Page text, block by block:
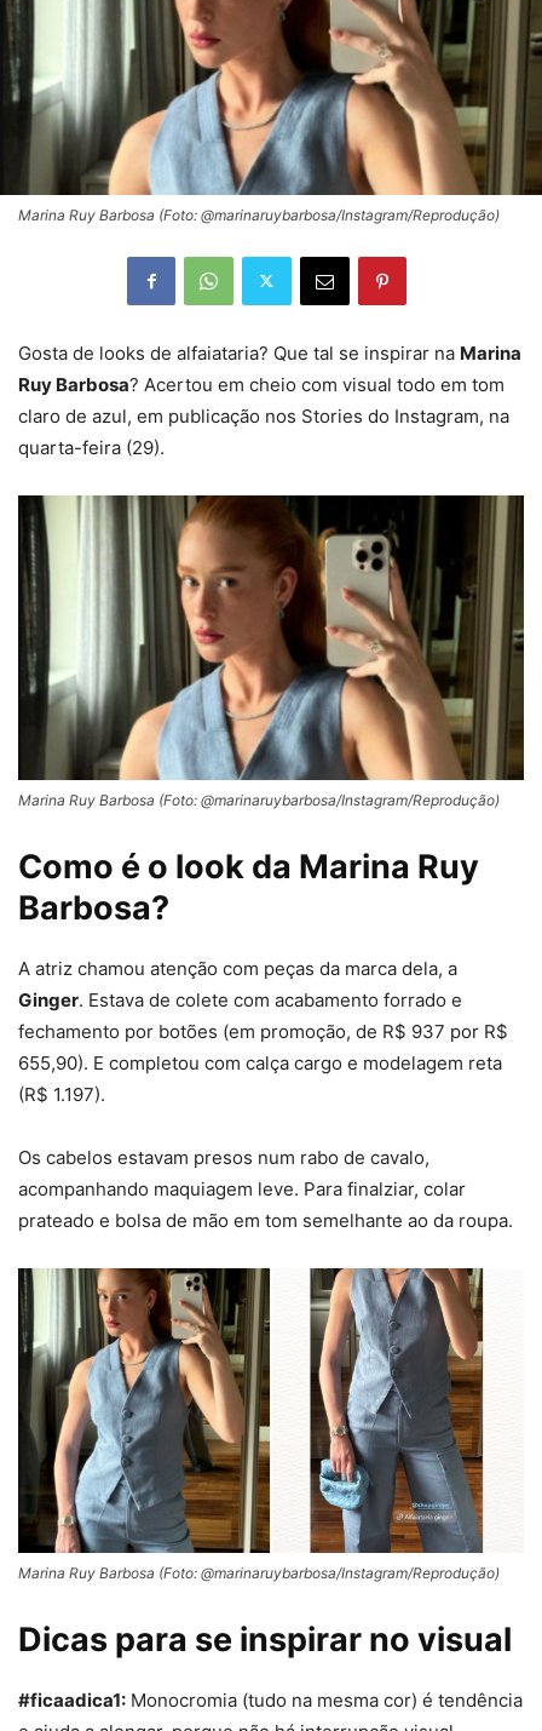
Marina Ruy Barbosa (Foto: @marinaruybarbosa/Instagram/Reprodução)
Gosta de looks de alfaiataria? Que tal se inspirar na Marina
Ruy Barbosa? Acertou em cheio com visual todo em tom
claro de azul, em publicação nos Stories do Instagram, na
quarta-feira (29).
Marina Ruy Barbosa (Foto: @marinaruybarbosa/Instagram/Reprodução)
Como é o look da Marina Ruy
Barbosa?
A atriz chamou atenção com peças da marca dela, a
Ginger. Estava de colete com acabamento forrado e
fechamento por botões (em promoção, de R$ 937 por R$
655,90). E completou com calça cargo e modelagem reta
(R$ 1.197).
Os cabelos estavam presos num rabo de cavalo,
acompanhando maquiagem leve. Para finalziar, colar
prateado e bolsa de mão em tom semelhante ao da roupa.
Marina Ruy Barbosa (Foto: @marinaruybarbosa/Instagram/Reprodução)
Dicas para se inspirar no visual
#ficaadica1: Monocromia (tudo na mesma cor) é tendência